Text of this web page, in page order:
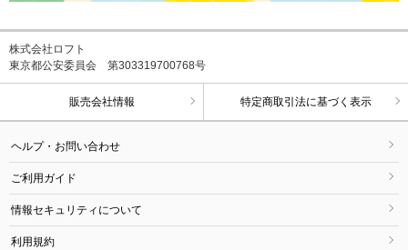
株式会社ロフト
東京都公安委員会 第303319700768号
販売会社情報 特定商取引法に基づく表示
ヘルプ・お問い合わせ
ご利用ガイド
情報セキュリティについて
利用規約